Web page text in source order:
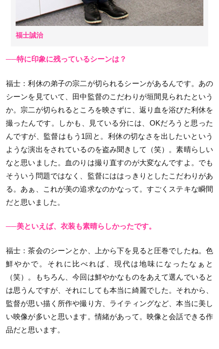
福士誠治
──特に印象に残っているシーンは？
福士 ：利休の弟子の宗二が切られるシーンがあるんです。あの
シーンを見ていて、田中監督のこだわりが垣間見られたという
か。宗二が切られるところを映さずに、返り血を浴びた利休を
撮ったんです。しかも、見ている分には、OKだろうと思った
んですが、監督はもう1回と。利休の切なさを出したいという
ような演出をされているのを盗み聞きして（笑）。素晴らしい
なと思いました。血のりは撮り直すのが大変なんですよ。でも
そういう問題ではなく、監督にははっきりとしたこだわりがあ
る。あぁ、これが美の追求なのかなって。すごくステキな瞬間
だと思いました。
──美といえば、衣装も素晴らしかったです。
福士 ：茶会のシーンとか、上から下を見ると圧巻でしたね。色
鮮やかで。それに比べれば、現代は地味になったなぁと
（笑）。もちろん、今回は鮮やかなものをあえて選んでいると
は思うんですが、それにしても本当に綺麗でした。それから、
監督が思い描く所作や撮り方、ライティングなど、本当に美し
い映像が多いと思います。情緒があって。映像と会話できる作
品だと思います。